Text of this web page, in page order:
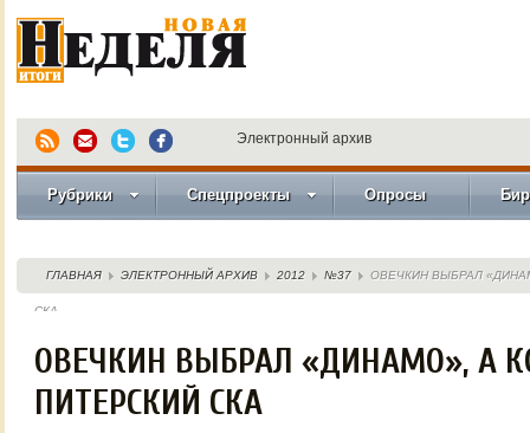
Электронный архив
Рубрики Спецпроекты Опросы
ГЛАВНАЯ ЭЛЕКТРОННЫЙ АРХИВ 2012 №37 ОВЕЧКИН ВЫБРАЛ
СКА
ОВЕЧКИН ВЫБРАЛ «ДИНАМО», А
ПИТЕРСКИЙ СКА